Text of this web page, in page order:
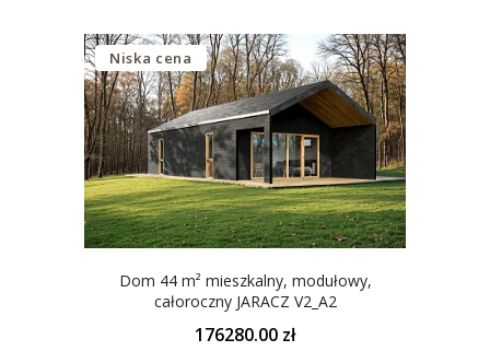
Niska cena
Dom 44 m² mieszkalny, modułowy,
całoroczny JARACZ V2_A2
176280.00 zł